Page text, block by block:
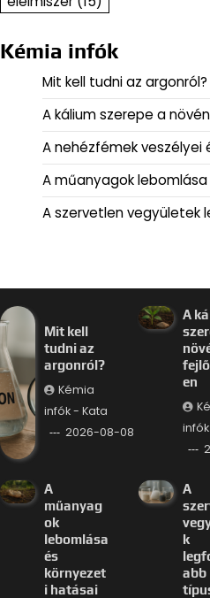
Kémia infók
Mit kell tudni az argonról?
A kálium szerepe a
A nehézfémek veszélyei
A műanyagok
A szervetlen vegyületek
Mit kell
tudni az
argonról?
Kémia
infók - Kata
2026-08-08
A
en
A
műanyag
ok
lebomlása
és
környezet
i hatásai
A
k
abb